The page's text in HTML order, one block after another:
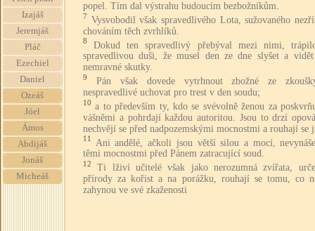
Izajáš
Jeremjáš
Pláč
Ezechiel
Daniel
Ozeáš
Jóel
Ámos
Abdijáš
Jonáš
Micheáš
popel. Tím dal výstrahu budoucím bezbožníkům.
7 Vysvobodil však spravedlivého Lota, sužovaného
chováním těch zvrhlíků.
8
Dokud ten spravedlivý přebýval mezi nimi,
spravedlivou duši, že musel den ze dne slyšet a
nemravné skutky.
9
Pán však dovede vytrhnout zbožné ze
nespravedlivé uchovat pro trest v den soudu;
10 a to především ty, kdo se svévolně ženou za
vášněmi a pohrdají každou autoritou. Jsou to drzí
nechvějí se před nadpozemskými mocnostmi a rouhají se
11
Ani andělé, ačkoli jsou větší silou a mocí,
těmi mocnostmi před Pánem zatracující soud.
12
Ti lživí učitelé však jako nerozumná zvířata,
přírody za kořist a na porážku, rouhají se tomu, co
zahynou ve své zkaženosti